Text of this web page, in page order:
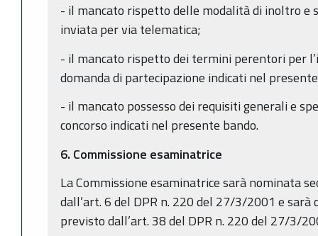
- il mancato rispetto delle modalità di inoltro e
inviata per via telematica;
- il mancato rispetto dei termini perentori per
domanda di partecipazione indicati nel
- il mancato possesso dei requisiti generali e
concorso indicati nel presente bando.
6. Commissione esaminatrice
La Commissione esaminatrice sarà nominata
dall’art. 6 del DPR n. 220 del 27/3/2001 e
previsto dall’art. 38 del DPR n. 220 del 27/3/